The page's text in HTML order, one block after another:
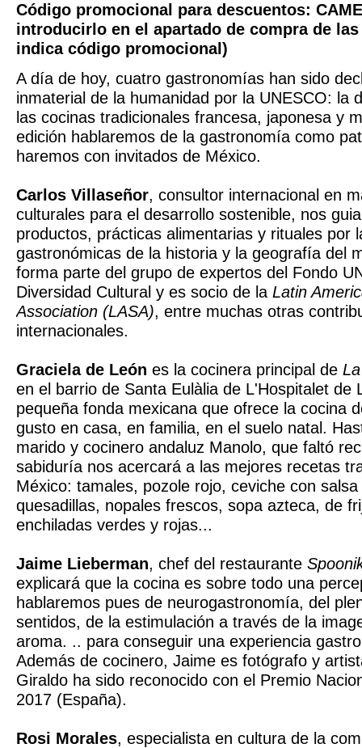
Código promocional para descuentos:
introducirlo en el apartado de compra de
indica código promocional)
A día de hoy, cuatro gastronomías han sido
inmaterial de la humanidad por la UNESCO: la
las cocinas tradicionales francesa, japonesa y
edición hablaremos de la gastronomía como
haremos con invitados de México.
Carlos Villaseñor, consultor internacional en
culturales para el desarrollo sostenible, nos
productos, prácticas alimentarias y rituales por
gastronómicas de la historia y la geografía del
forma parte del grupo de expertos del Fondo
Diversidad Cultural y es socio de la Latin
Association (LASA), entre muchas otras
internacionales.
Graciela de León es la cocinera principal de
en el barrio de Santa Eulàlia de L'Hospitalet de
pequeña fonda mexicana que ofrece la cocina
gusto en casa, en familia, en el suelo natal.
marido y cocinero andaluz Manolo, que faltó
sabiduría nos acercará a las mejores recetas
México: tamales, pozole rojo, ceviche con
quesadillas, nopales frescos, sopa azteca, de
enchiladas verdes y rojas...
Jaime Lieberman, chef del restaurante
explicará que la cocina es sobre todo una
hablaremos pues de neurogastronomía, del
sentidos, de la estimulación a través de la
aroma. .. para conseguir una experiencia
Además de cocinero, Jaime es fotógrafo y
Giraldo ha sido reconocido con el Premio
2017 (España).
Rosi Morales, especialista en cultura de la